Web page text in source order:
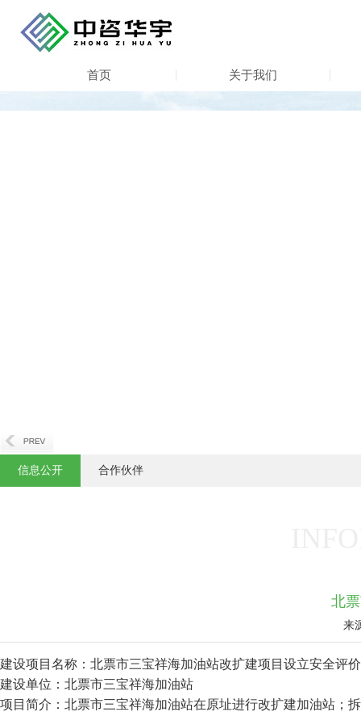
首页 关于我们
信息公开 合作伙伴
北
来
建设项目名称：北票市三宝祥海加油站改扩建项目设立安全评
建设单位：北票市三宝祥海加油站
项目简介：北票市三宝祥海加油站在原址进行改扩建加油站；